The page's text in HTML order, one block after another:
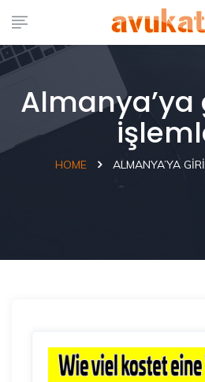
Almanya’ya
HOME ALMANYA’YA